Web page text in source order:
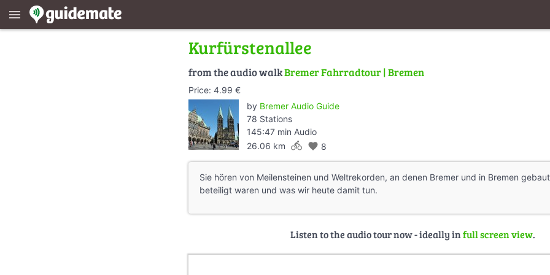
menu
Kurfürstenallee
from the audio walkBremer Fahrradtour | Bremen
Price: 4.99 €
by Bremer Audio Guide
78 Stations
145:47 min Audio
26.06 km directions_bike favorite 8
Sie hören von Meilensteinen und Weltrekorden, an denen Bremer und in Bremen
beteiligt waren und was wir heute damit tun.
Listen to the audio tour now - ideally infull screen view.